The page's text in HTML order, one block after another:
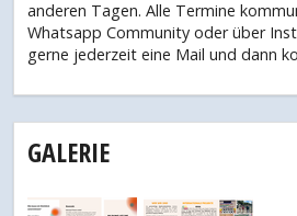
anderen Tagen. Alle Termine
Whatsapp Community oder über
gerne jederzeit eine Mail und dann
GALERIE